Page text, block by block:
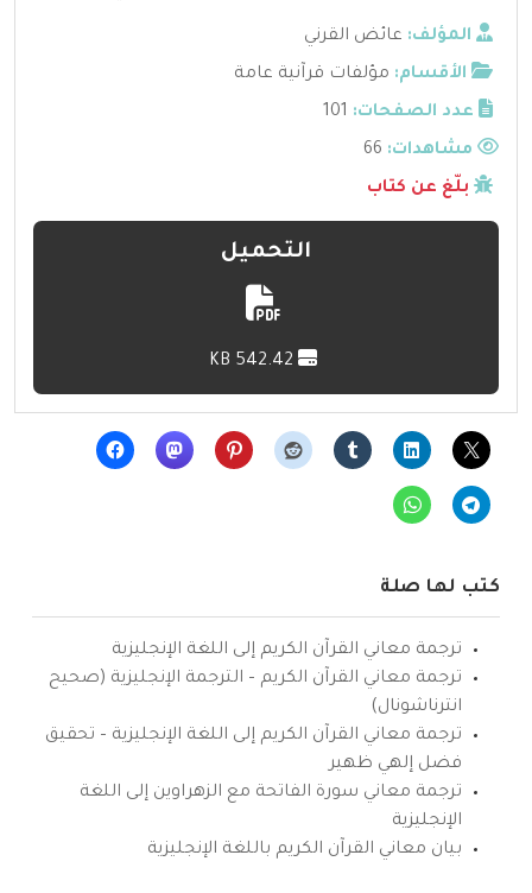
المؤلف: عائض القرني
الأقسام: مؤلفات قرآنية عامة
عدد الصفحات: 101
مشاهدات:
بلّغ عن كتاب
التحميل
كتب لها صلة
ترجمة معاني القرآن الكريم إلى اللغة الإنجليزية
ترجمة معاني القرآن الكريم – الترجمة الإنجليزية (صحيح
انترناشونال)
ترجمة معاني القرآن الكريم إلى اللغة الإنجليزية – تحقيق
فضل إلهي ظهير
ترجمة معاني سورة الفاتحة مع الزهراوين إلى اللغة
الإنجليزية
بيان معاني القرآن الكريم باللغة الإنجليزية